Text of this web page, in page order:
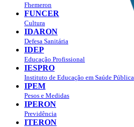
Fhemeron
FUNCER
Cultura
IDARON
Defesa Sanitária
IDEP
Educação Profissional
IESPRO
Instituto de Educação em Saúde Pública
IPEM
Pesos e Medidas
IPERON
Previdência
ITERON